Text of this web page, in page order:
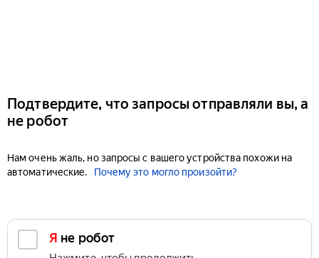
Подтвердите, что запросы отправляли вы, а
не робот
Нам очень жаль, но запросы с вашего устройства похожи на
автоматические.
Почему это могло произойти?
Я не робот